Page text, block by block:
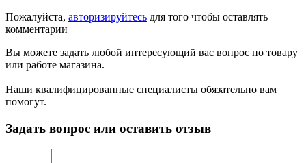
Пожалуйста, авторизируйтесь для того чтобы оставлять
комментарии
Вы можете задать любой интересующий вас вопрос по товару
или работе магазина.
Наши квалифицированные специалисты обязательно вам
помогут.
Задать вопрос или оставить отзыв